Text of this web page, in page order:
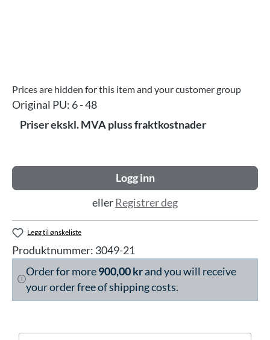
Prices are hidden for this item and your customer group
Original PU: 6 - 48
Priser ekskl. MVA pluss fraktkostnader
Logg inn
ellerRegistrer deg
Legg til ønskeliste
Produktnummer: 3049-21
Order for more900,00 krand you will receive
your order free of shipping costs.